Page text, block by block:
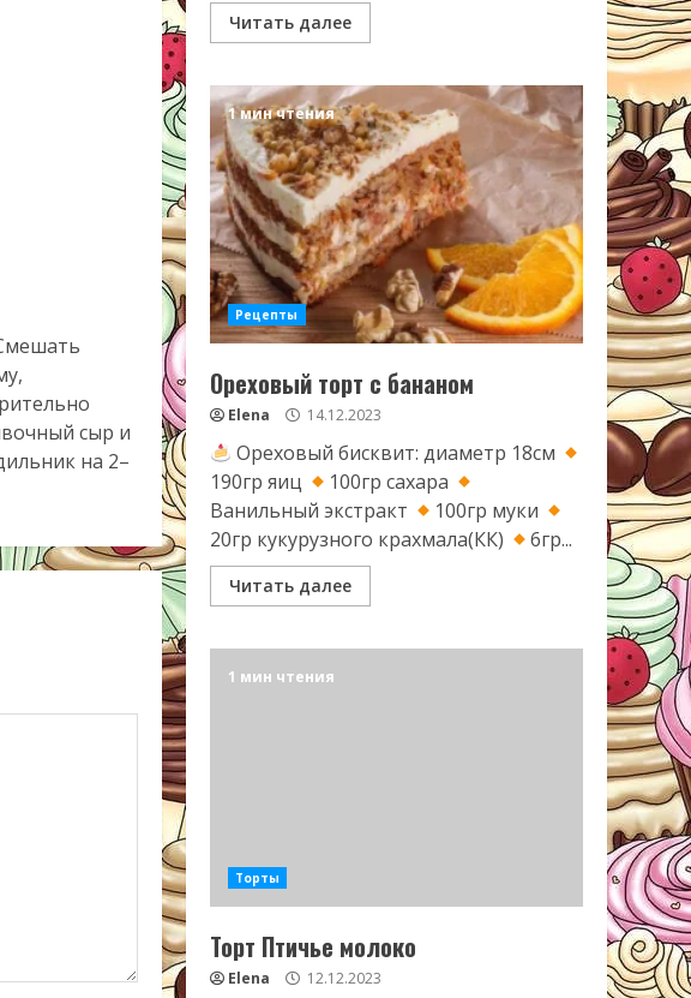
сыр и
на 2–
Читать далее
1 мин чтения
Рецепты
Ореховый торт с бананом
Elena 14.12.2023
Ореховый бисквит: диаметр 18см
190гр яиц
100гр сахара
Ванильный экстракт
100гр муки
20гр кукурузного крахмала(КК)
6гр...
Читать далее
1 мин чтения
Торты
Торт Птичье молоко
Elena 12.12.2023